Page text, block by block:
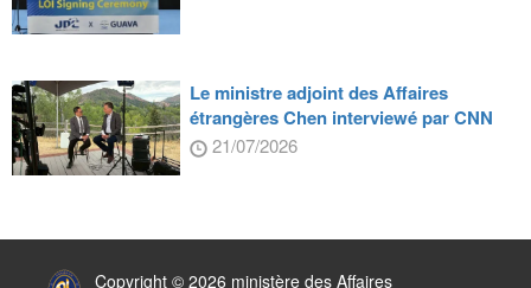
Le ministre adjoint des Affaires
étrangères Chen interviewé par CNN
21/07/2026
Copyright © 2026 ministère des Affaires